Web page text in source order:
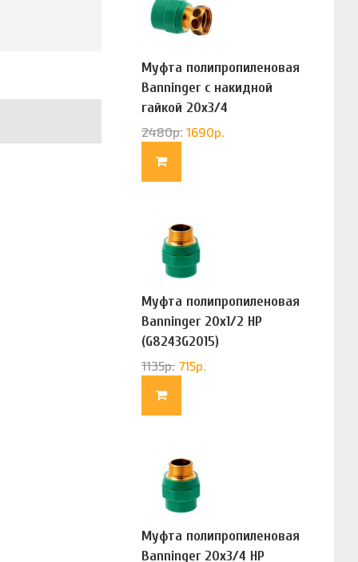
Муфта полипропиленовая
Banninger с накидной
гайкой 20х3/4
(G83322020)
2480р. 1690р.
Муфта полипропиленовая
Banninger 20х1/2 НР
(G8243G2015)
1135р. 715р.
Муфта полипропиленовая
Banninger 20х3/4 НР